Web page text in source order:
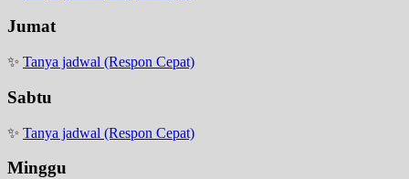
Jumat
✨ Tanya jadwal (Respon Cepat)
Sabtu
✨ Tanya jadwal (Respon Cepat)
Minggu